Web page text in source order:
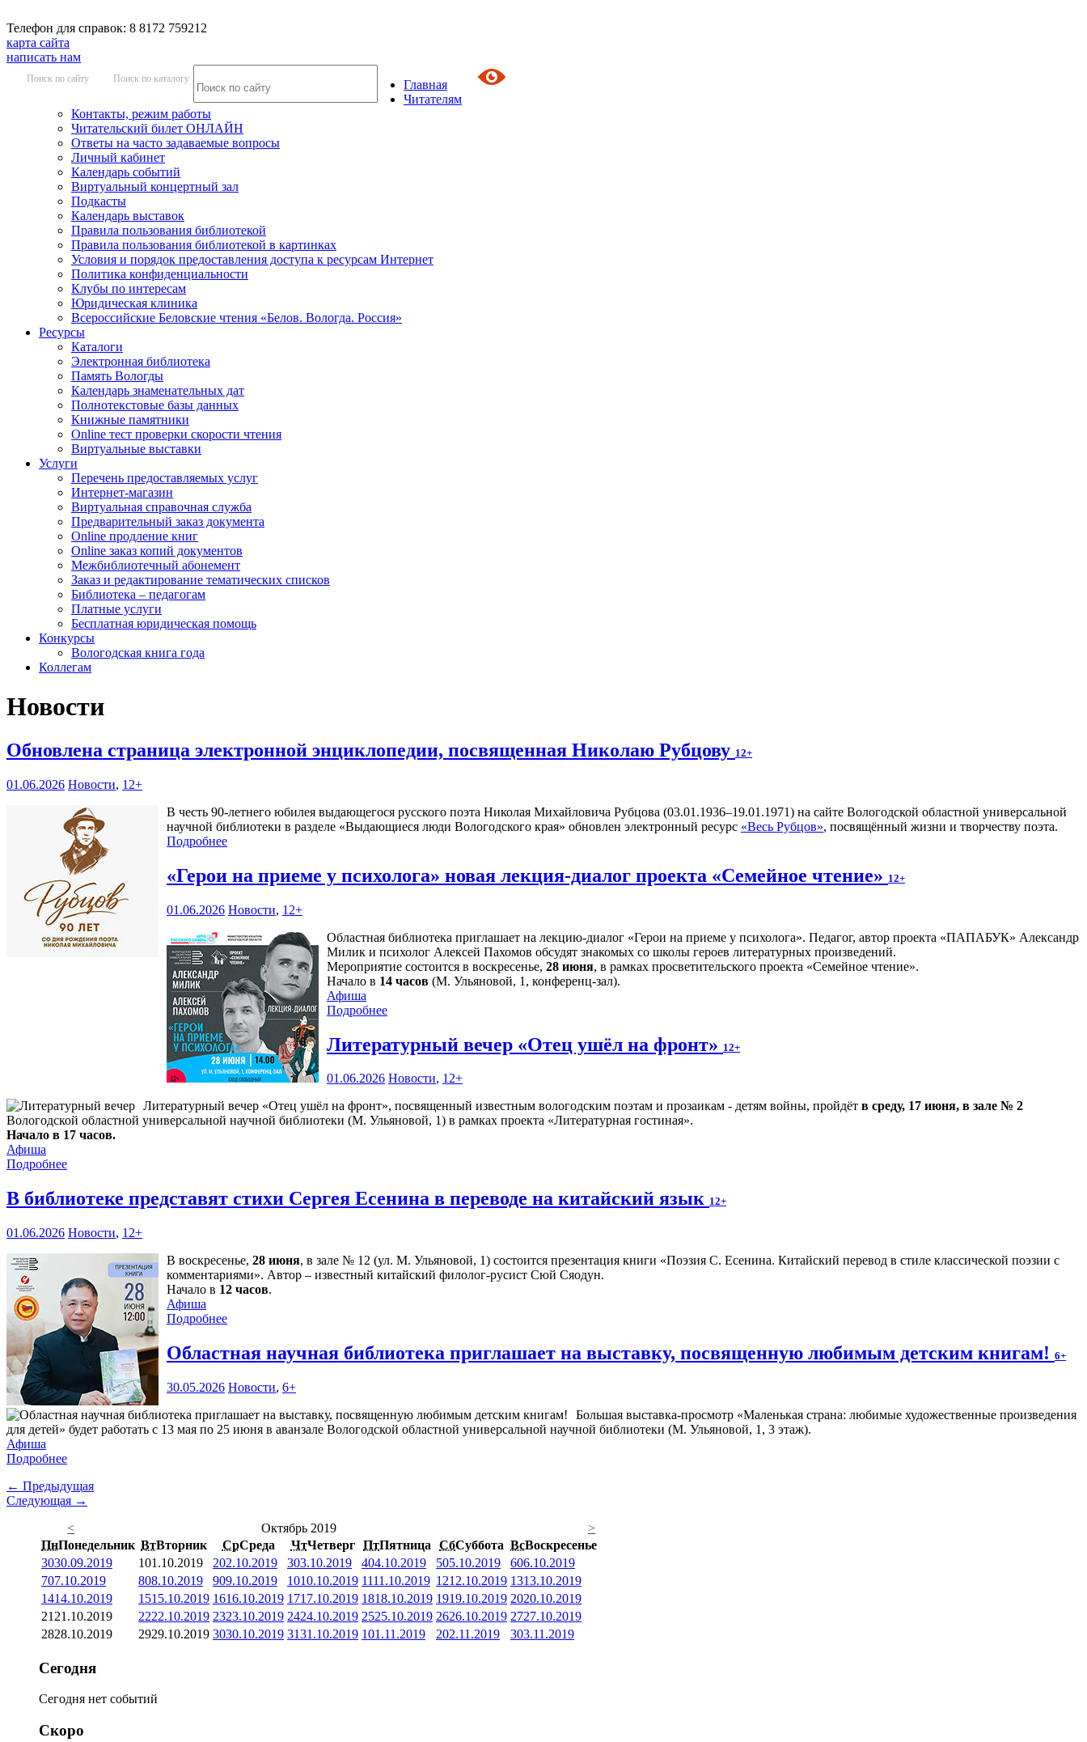
Телефон для справок: 8 8172 759212
карта сайта
написать нам
Поиск по сайту Поиск по каталогу
Главная
Читателям
Контакты, режим работы
Читательский билет ОНЛАЙН
Ответы на часто задаваемые вопросы
Личный кабинет
Календарь событий
Виртуальный концертный зал
Подкасты
Календарь выставок
Правила пользования библиотекой
Правила пользования библиотекой в картинках
Условия и порядок предоставления доступа к ресурсам Интернет
Политика конфиденциальности
Клубы по интересам
Юридическая клиника
Всероссийские Беловские чтения «Белов. Вологда. Россия»
Ресурсы
Каталоги
Электронная библиотека
Память Вологды
Календарь знаменательных дат
Полнотекстовые базы данных
Книжные памятники
Online тест проверки скорости чтения
Виртуальные выставки
Услуги
Перечень предоставляемых услуг
Интернет-магазин
Виртуальная справочная служба
Предварительный заказ документа
Online продление книг
Online заказ копий документов
Межбиблиотечный абонемент
Заказ и редактирование тематических списков
Библиотека – педагогам
Платные услуги
Бесплатная юридическая помощь
Конкурсы
Вологодская книга года
Коллегам
Новости
Обновлена страница электронной энциклопедии, посвященная Николаю Рубцову 12+
01.06.2026 Новости, 12+
В честь 90-летнего юбилея выдающегося русского поэта Николая Михайловича Рубцова (03.01.1936–19.01.1971) на сайте Вологодской областной универсальной
научной библиотеки в разделе «Выдающиеся люди Вологодского края» обновлен электронный ресурс «Весь Рубцов», посвящённый жизни и творчеству поэта.
Подробнее
«Герои на приеме у психолога» новая лекция-диалог проекта «Семейное чтение» 12+
01.06.2026 Новости, 12+
Областная библиотека приглашает на лекцию-диалог «Герои на приеме у психолога». Педагог, автор проекта «ПАПАБУК» Александр
Милик и психолог Алексей Пахомов обсудят знакомых со школы героев литературных произведений.
Мероприятие состоится в воскресенье, 28 июня, в рамках просветительского проекта «Семейное чтение».
Начало в 14 часов (М. Ульяновой, 1, конференц-зал).
Афиша
Подробнее
Литературный вечер «Отец ушёл на фронт» 12+
01.06.2026 Новости, 12+
Литературный вечер «Отец ушёл на фронт», посвященный известным вологодским поэтам и прозаикам - детям войны, пройдёт в среду, 17 июня, в зале № 2
Вологодской областной универсальной научной библиотеки (М. Ульяновой, 1) в рамках проекта «Литературная гостиная».
Начало в 17 часов.
Афиша
Подробнее
В библиотеке представят стихи Сергея Есенина в переводе на китайский язык 12+
01.06.2026 Новости, 12+
В воскресенье, 28 июня, в зале № 12 (ул. М. Ульяновой, 1) состоится презентация книги «Поэзия С. Есенина. Китайский перевод в стиле классической поэзии с
комментариями». Автор – известный китайский филолог-русист Сюй Сяодун.
Начало в 12 часов.
Афиша
Подробнее
Областная научная библиотека приглашает на выставку, посвященную любимым детским книгам! 6+
30.05.2026 Новости, 6+
Большая выставка-просмотр «Маленькая страна: любимые художественные произведения
для детей» будет работать с 13 мая по 25 июня в аванзале Вологодской областной универсальной научной библиотеки (М. Ульяновой, 1, 3 этаж).
Афиша
Подробнее
← Предыдущая
Следующая →
<
Октябрь 2019
>
ПнПонедельник ВтВторник СрСреда ЧтЧетверг ПтПятница СбСуббота ВсВоскресенье
3030.09.2019 101.10.2019 202.10.2019 303.10.2019 404.10.2019 505.10.2019 606.10.2019
707.10.2019 808.10.2019 909.10.2019 1010.10.2019 1111.10.2019 1212.10.2019 1313.10.2019
1414.10.2019 1515.10.2019 1616.10.2019 1717.10.2019 1818.10.2019 1919.10.2019 2020.10.2019
21 21.10.2019 2222.10.2019 2323.10.2019 2424.10.2019 2525.10.2019 2626.10.2019 2727.10.2019
2828.10.2019 2929.10.2019 3030.10.2019 3131.10.2019 101.11.2019 202.11.2019 303.11.2019
Сегодня
Сегодня нет событий
Скоро